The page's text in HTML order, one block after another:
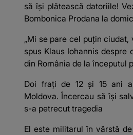
să își plătească datoriile!
Bombonica Prodana la
„Mi se pare cel puțin ciudat,
spus Klaus Iohannis despre
din România de la începutul
Doi frați de 12 și 15 ani
Moldova. Încercau să își
s-a petrecut tragedia
El este militarul în vârstă